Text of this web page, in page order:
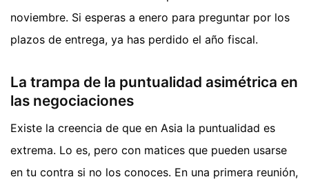
noviembre. Si esperas a enero para preguntar por los
plazos de entrega, ya has perdido el año fiscal.
La trampa de la puntualidad asimétrica en
las negociaciones
Existe la creencia de que en Asia la puntualidad es
extrema. Lo es, pero con matices que pueden usarse
en tu contra si no los conoces. En una primera reunión,